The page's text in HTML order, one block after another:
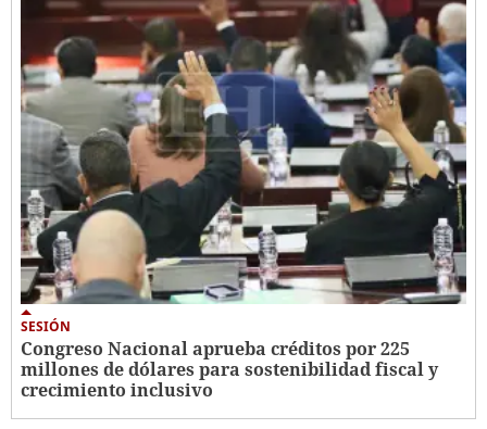
SESIÓN
Congreso Nacional aprueba créditos por 225
millones de dólares para sostenibilidad fiscal y
crecimiento inclusivo